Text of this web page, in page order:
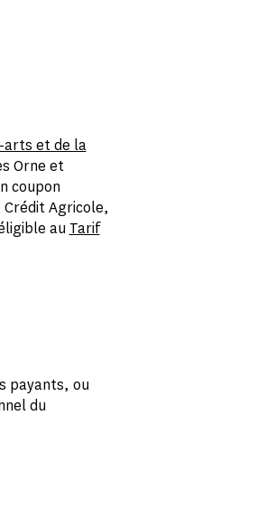
arts et de la
Orne et
coupon
Agricole,
au Tarif
payants, ou
du